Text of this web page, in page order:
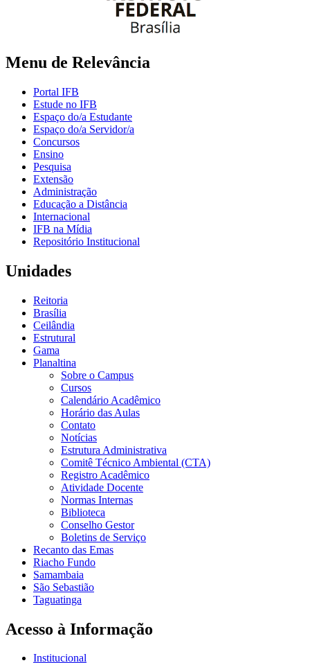
Menu de Relevância
Portal IFB
Estude no IFB
Espaço do/a Estudante
Espaço do/a Servidor/a
Concursos
Ensino
Pesquisa
Extensão
Administração
Educação a Distância
Internacional
IFB na Mídia
Repositório Institucional
Unidades
Reitoria
Brasília
Ceilândia
Estrutural
Gama
Planaltina
Sobre o Campus
Cursos
Calendário Acadêmico
Horário das Aulas
Contato
Notícias
Estrutura Administrativa
Comitê Técnico Ambiental (CTA)
Registro Acadêmico
Atividade Docente
Normas Internas
Biblioteca
Conselho Gestor
Boletins de Serviço
Recanto das Emas
Riacho Fundo
Samambaia
São Sebastião
Taguatinga
Acesso à Informação
Institucional